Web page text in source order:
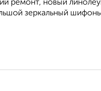
ремонт, новый
зеркальный